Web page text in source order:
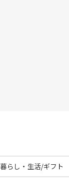
暮らし・生活/ギフト